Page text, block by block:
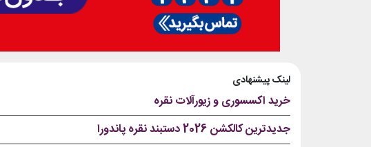
لینک پیشنهادی
خرید اکسسوری و زیورآلات نقره
جدیدترین کالکشن 2026 دستبند نقره پاندورا